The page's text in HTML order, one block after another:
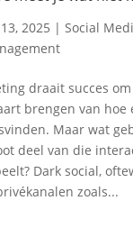
2025 | Social
draait succes
brengen van hoe
Maar wat
deel van die
Dark social,
zoals...